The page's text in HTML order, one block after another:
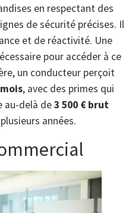
en respectant des
de sécurité précises. Il
et de réactivité. Une
pour accéder à ce
un conducteur perçoit
, avec des primes qui
au-delà de3 500 € brut
années.